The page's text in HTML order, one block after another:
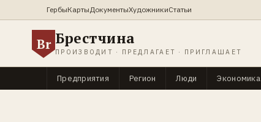
ГербыКартыДокументыХудожникиСтатьи
Br Брестчина
ПРОИЗВОДИТ · ПРЕДЛАГАЕТ · ПРИГЛАШАЕТ
Предприятия Регион Люди Экономика